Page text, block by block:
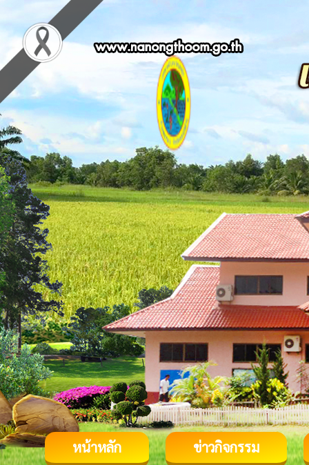
หน้าหลัก ข่าวกิจกรรม